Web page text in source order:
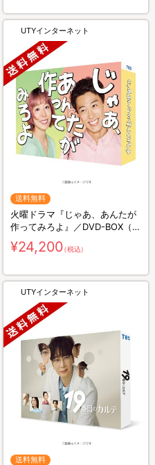
UTYインターネット
送料無料
火曜ドラマ『じゃあ、あんたが
作ってみろよ』／DVD-BOX（送
料無料・6枚組）
¥24,200（税込）
UTYインターネット
送料無料